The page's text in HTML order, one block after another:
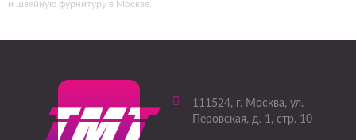
и швейную фурнитуру в Москве.
111524, г. Москва, ул.
Перовская, д. 1, стр. 10